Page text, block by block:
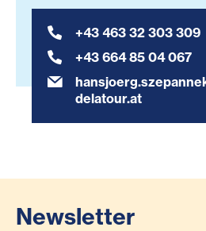
+43 463 32 303 309
+43 664 85 04 067
delatour.at
Newsletter